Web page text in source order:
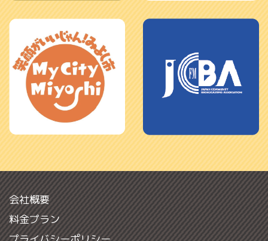
会社概要
料金プラン